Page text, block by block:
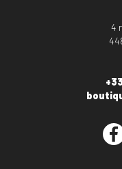
4